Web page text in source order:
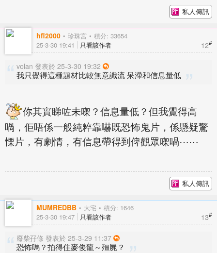
私人傳訊
hfl2000 珍珠宮 積分: 33654
12#
25-3-30 19:41 只看該作者
volan 發表於 25-3-30 19:32
我只覺得這種題材比較無意識流 呆滯和信息量低
你其實睇咗未㗎？信息量低？但我覺得高
喎，佢唔係一般純粹靠嚇既恐怖鬼片，係懸疑驚
慄片，有劇情，有信息帶得到俾觀眾㗎喎⋯⋯
私人傳訊
MUMREDBB 大宅 積分: 1646
13#
25-3-30 19:47 只看該作者
廢柴孖條 發表於 25-3-29 11:37
恐怖嗎？拍得住麥俊龍～殭屍？